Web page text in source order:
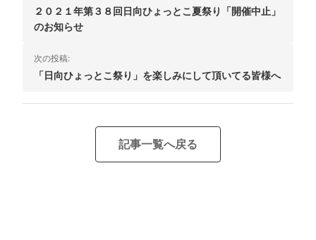
稿
ナ
ビ
ー
２０２１年第３８回日向ひょっとこ夏祭り「開催中止」
のお知らせ
次の投稿:
「日向ひょっとこ祭り」を楽しみにして頂いてる皆様へ
記事一覧へ戻る